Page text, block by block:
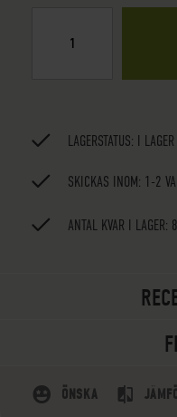
LAGERSTATUS: I LAGER
SKICKAS INOM: 1-2
ANTAL KVAR I LAGER:
ÖNSKA